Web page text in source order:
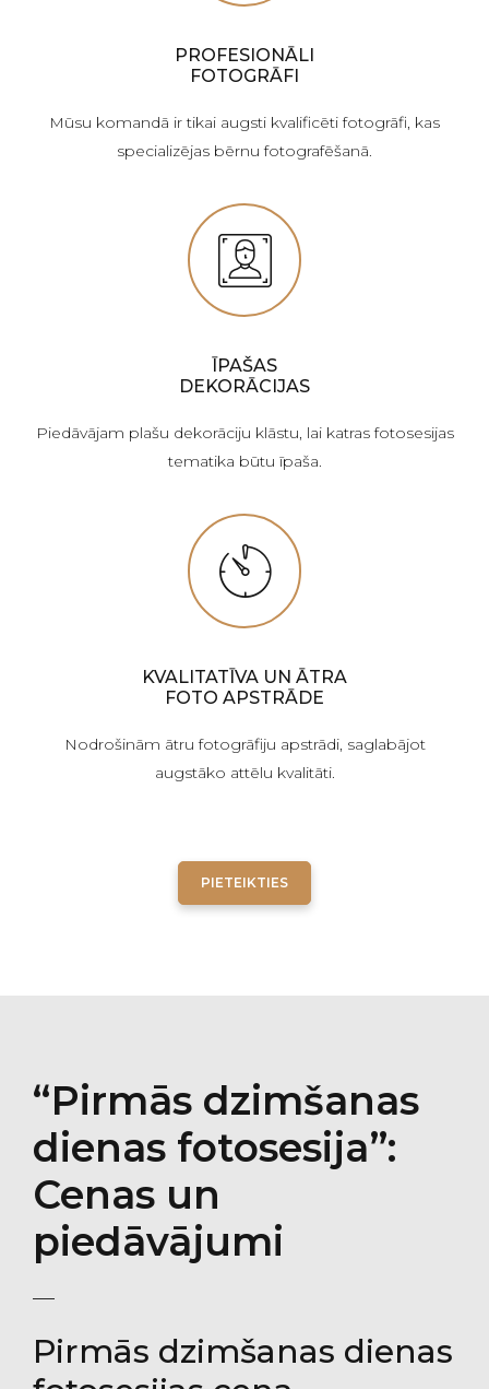
PROFESIONĀLI
FOTOGRĀFI
Mūsu komandā ir tikai augsti kvalificēti fotogrāfi, kas
specializējas bērnu fotografēšanā.
ĪPAŠAS
DEKORĀCIJAS
Piedāvājam plašu dekorāciju klāstu, lai katras fotosesijas
tematika būtu īpaša.
KVALITATĪVA UN ĀTRA
FOTO APSTRĀDE
Nodrošinām ātru fotogrāfiju apstrādi, saglabājot
augstāko attēlu kvalitāti.
PIETEIKTIES
“Pirmās dzimšanas
dienas fotosesija”:
Cenas un
piedāvājumi
Pirmās dzimšanas dienas